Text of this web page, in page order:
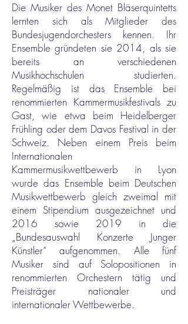
Die Musiker des Monet Bläserquintetts
lernten sich als Mitglieder des
Bundesjugendorchesters kennen. Ihr
Ensemble gründeten sie 2014, als sie
bereits an verschiedenen
Musikhochschulen studierten.
Regelmäßig ist das Ensemble bei
renommierten Kammermusikfestivals zu
Gast, wie etwa beim Heidelberger
Frühling oder dem Davos Festival in der
Schweiz. Neben einem Preis beim
Internationalen
Kammermusikwettbewerb in Lyon
wurde das Ensemble beim Deutschen
Musikwettbewerb gleich zweimal mit
einem Stipendium ausgezeichnet und
2016 sowie 2019 in die
„Bundesauswahl Konzerte Junger
Künstler“ aufgenommen. Alle fünf
Musiker sind auf Solopositionen in
renommierten Orchestern tätig und
Preisträger nationaler und
internationaler Wettbewerbe.